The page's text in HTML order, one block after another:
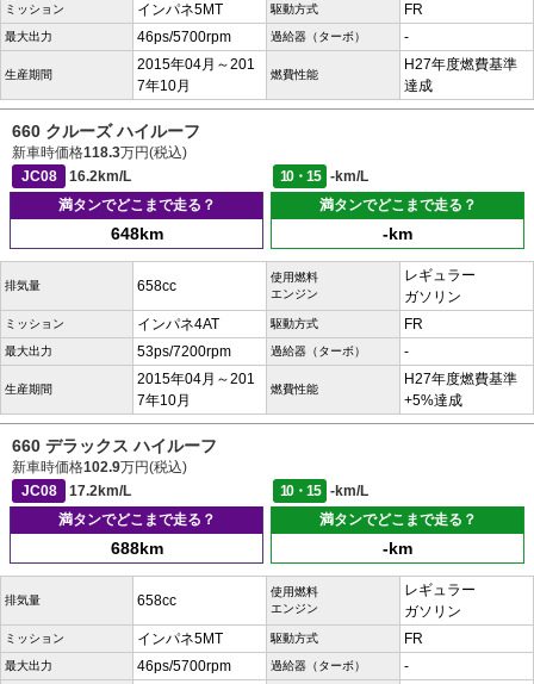
ミッション インパネ5MT 駆動方式 FR
最大出力 46ps/5700rpm 過給器（ターボ） -
生産期間
2015年04月～201
7年10月
燃費性能
H27年度燃費基準
達成
660 クルーズ ハイルーフ
新車時価格118.3万円(税込)
JC08
16.2km/L 10・15
-km/L
満タンでどこまで走る？
648km
満タンでどこまで走る？
-km
排気量 658cc
使用燃料
エンジン
レギュラー
ガソリン
ミッション インパネ4AT 駆動方式 FR
最大出力 53ps/7200rpm 過給器（ターボ） -
生産期間
2015年04月～201
7年10月
燃費性能
H27年度燃費基準
+5%達成
660 デラックス ハイルーフ
新車時価格102.9万円(税込)
JC08
17.2km/L 10・15
-km/L
満タンでどこまで走る？
688km
満タンでどこまで走る？
-km
排気量 658cc
使用燃料
エンジン
レギュラー
ガソリン
ミッション インパネ5MT 駆動方式 FR
最大出力 46ps/5700rpm 過給器（ターボ） -